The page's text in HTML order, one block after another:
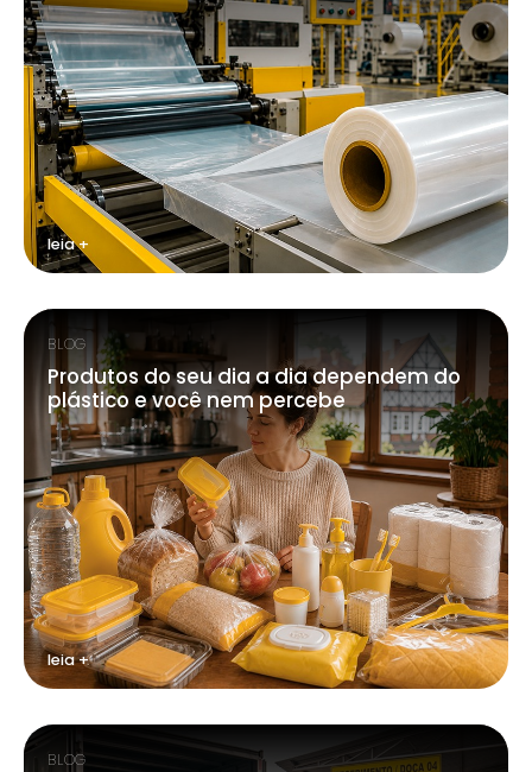
leia +
BLOG
Produtos do seu dia a dia dependem do
plástico e você nem percebe
leia +
BLOG